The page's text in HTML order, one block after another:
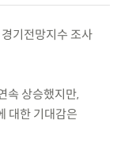
기전망지수 조사
속 상승했지만,
대한 기대감은